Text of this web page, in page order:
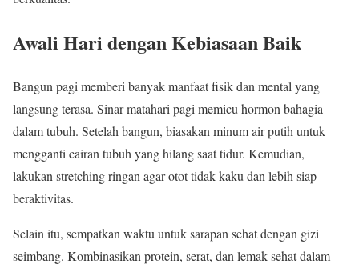
Awali Hari dengan Kebiasaan Baik
Bangun pagi memberi banyak manfaat fisik dan mental yang
langsung terasa. Sinar matahari pagi memicu hormon bahagia
dalam tubuh. Setelah bangun, biasakan minum air putih untuk
mengganti cairan tubuh yang hilang saat tidur. Kemudian,
lakukan stretching ringan agar otot tidak kaku dan lebih siap
beraktivitas.
Selain itu, sempatkan waktu untuk sarapan sehat dengan gizi
seimbang. Kombinasikan protein, serat, dan lemak sehat dalam